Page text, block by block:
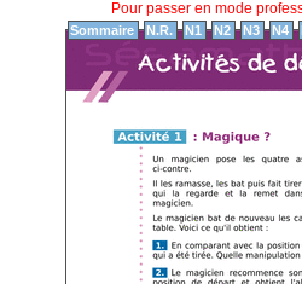
Pour passer en mode
Sommaire N.R. N1 N2 N3 N4